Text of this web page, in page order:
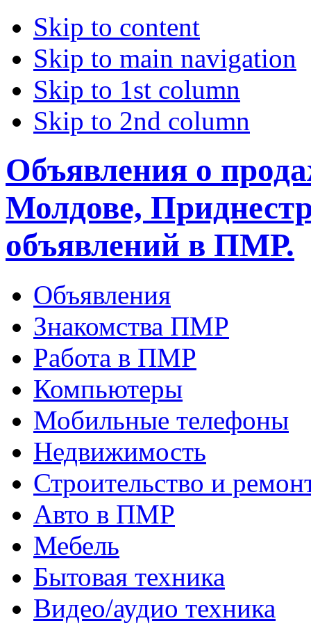
Skip to content
Skip to main navigation
Skip to 1st column
Skip to 2nd column
Объявления о
Молдове,
объявлений в ПМР.
Объявления
Знакомства ПМР
Работа в ПМР
Компьютеры
Мобильные телефоны
Недвижимость
Строительство и
Авто в ПМР
Мебель
Бытовая техника
Видео/аудио техника